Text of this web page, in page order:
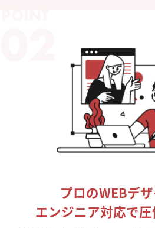
プロのWEBデ
エンジニア対応で